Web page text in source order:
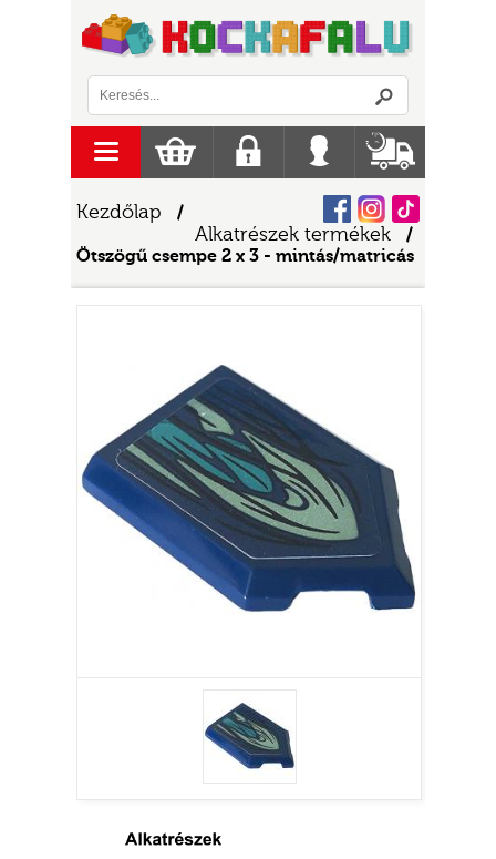
Kezdőlap /
Alkatrészek termékek
/
Ötszögű csempe 2 x 3 - mintás/matricás